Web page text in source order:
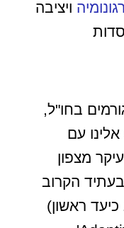
ויציבה
בחו"ל,
עם
מצפון
הקרוב
ראשון)